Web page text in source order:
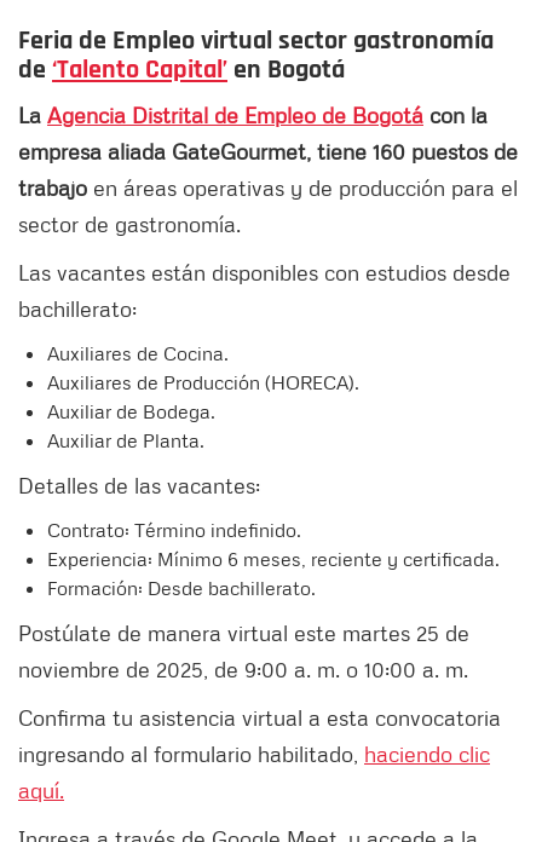
Feria de Empleo virtual sector gastronomía
de ‘Talento Capital’ en Bogotá
La Agencia Distrital de Empleo de Bogotá con la
empresa aliada GateGourmet, tiene 160 puestos de
trabajo en áreas operativas y de producción para el
sector de gastronomía.
Las vacantes están disponibles con estudios desde
bachillerato:
Auxiliares de Cocina.
Auxiliares de Producción (HORECA).
Auxiliar de Bodega.
Auxiliar de Planta.
Detalles de las vacantes:
Contrato: Término indefinido.
Experiencia: Mínimo 6 meses, reciente y certificada.
Formación: Desde bachillerato.
Postúlate de manera virtual este martes 25 de
noviembre de 2025, de 9:00 a. m. o 10:00 a. m.
Confirma tu asistencia virtual a esta convocatoria
ingresando al formulario habilitado, haciendo clic
aquí.